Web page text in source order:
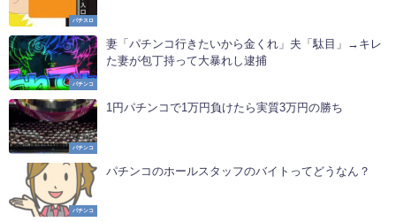
パチスロ
パチンコ
妻「パチンコ行きたいから金くれ」夫「駄目」→キレ
た妻が包丁持って大暴れし逮捕
パチンコ
1円パチンコで1万円負けたら実質3万円の勝ち
パチンコ
パチンコのホールスタッフのバイトってどうなん？